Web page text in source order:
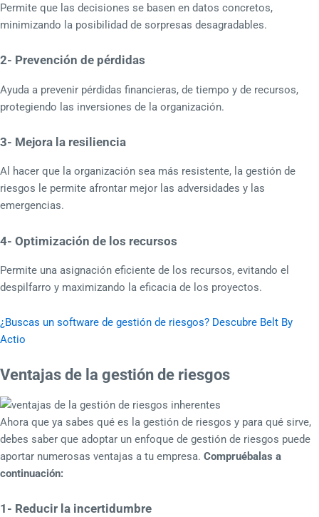
Permite que las decisiones se basen en datos concretos,
minimizando la posibilidad de sorpresas desagradables.
2- Prevención de pérdidas
Ayuda a prevenir pérdidas financieras, de tiempo y de recursos,
protegiendo las inversiones de la organización.
3- Mejora la resiliencia
Al hacer que la organización sea más resistente, la gestión de
riesgos le permite afrontar mejor las adversidades y las
emergencias.
4- Optimización de los recursos
Permite una asignación eficiente de los recursos, evitando el
despilfarro y maximizando la eficacia de los proyectos.
¿Buscas un software de gestión de riesgos? Descubre Belt By
Actio
Ventajas de la gestión de riesgos
Ahora que ya sabes qué es la gestión de riesgos y para qué sirve,
debes saber que adoptar un enfoque de gestión de riesgos puede
aportar numerosas ventajas a tu empresa. Compruébalas a
continuación:
1- Reducir la incertidumbre